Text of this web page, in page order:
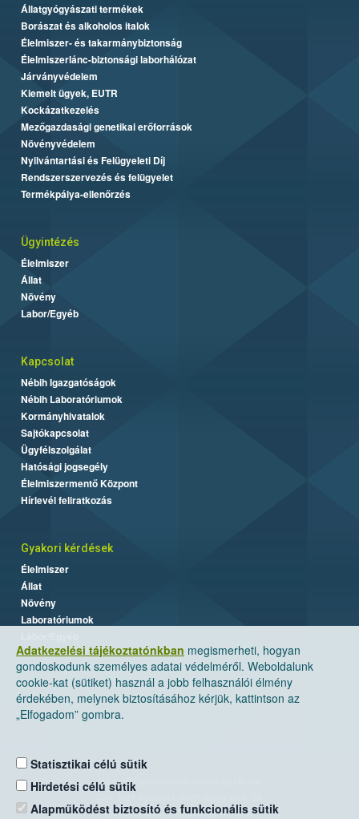
Adatkezelési tájékoztatónkban megismerheti, hogyan
gondoskodunk személyes adatai védelméről. Weboldalunk
cookie-kat (sütiket) használ a jobb felhasználói élmény
érdekében, melynek biztosításához kérjük, kattintson az
„Elfogadom” gombra.
Statisztikai célú sütik
Hirdetési célú sütik
Alapműködést biztosító és funkcionális sütik
Állatgyógyászati termékek
Borászat és alkoholos italok
Élelmiszer- és takarmánybiztonság
Élelmiszerlánc-biztonsági laborhálózat
Járványvédelem
Kiemelt ügyek, EUTR
Kockázatkezelés
Mezőgazdasági genetikai erőforrások
Növényvédelem
Nyilvántartási és Felügyeleti Díj
Rendszerszervezés és felügyelet
Termékpálya-ellenőrzés
Ügyintézés
Élelmiszer
Állat
Növény
Labor/Egyéb
Kapcsolat
Nébih Igazgatóságok
Nébih Laboratóriumok
Kormányhivatalok
Sajtókapcsolat
Ügyfélszolgálat
Hatósági jogsegély
Élelmiszermentő Központ
Hírlevél feliratkozás
Gyakori kérdések
Élelmiszer
Állat
Növény
Laboratóriumok
Nemzeti Élelmiszerlánc-biztonsági Hivatal
Levelezési cím: 1525 Budapest. Pf. 30.